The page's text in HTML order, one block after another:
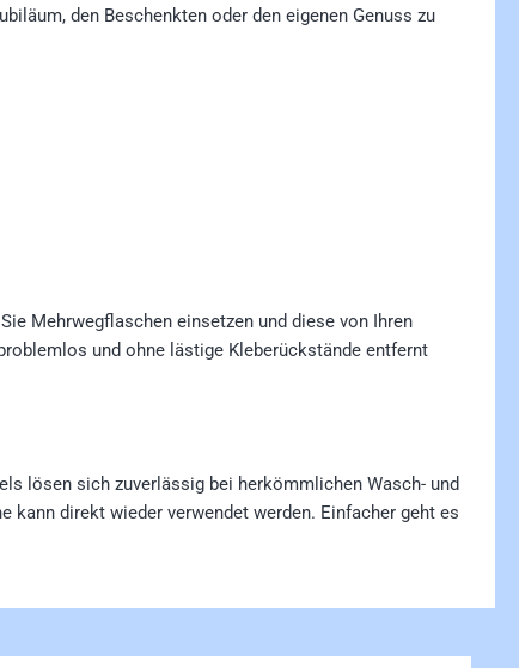
den Beschenkten oder den eigenen Genuss zu
Mehrwegflaschen einsetzen und diese von Ihren
und ohne lästige Kleberückstände entfernt
lösen sich zuverlässig bei herkömmlichen Wasch- und
kann direkt wieder verwendet werden. Einfacher geht es